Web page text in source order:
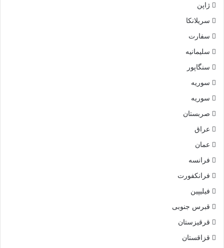
ژاپن
سریلانکا
سفارت
سلیمانیه
سنگاپور
سوریه
سوریه
صربستان
عراق
عمان
فرانسه
فرانکفورت
فیلیپین
قبرس جنوبی
قرقیزستان
قزاقستان